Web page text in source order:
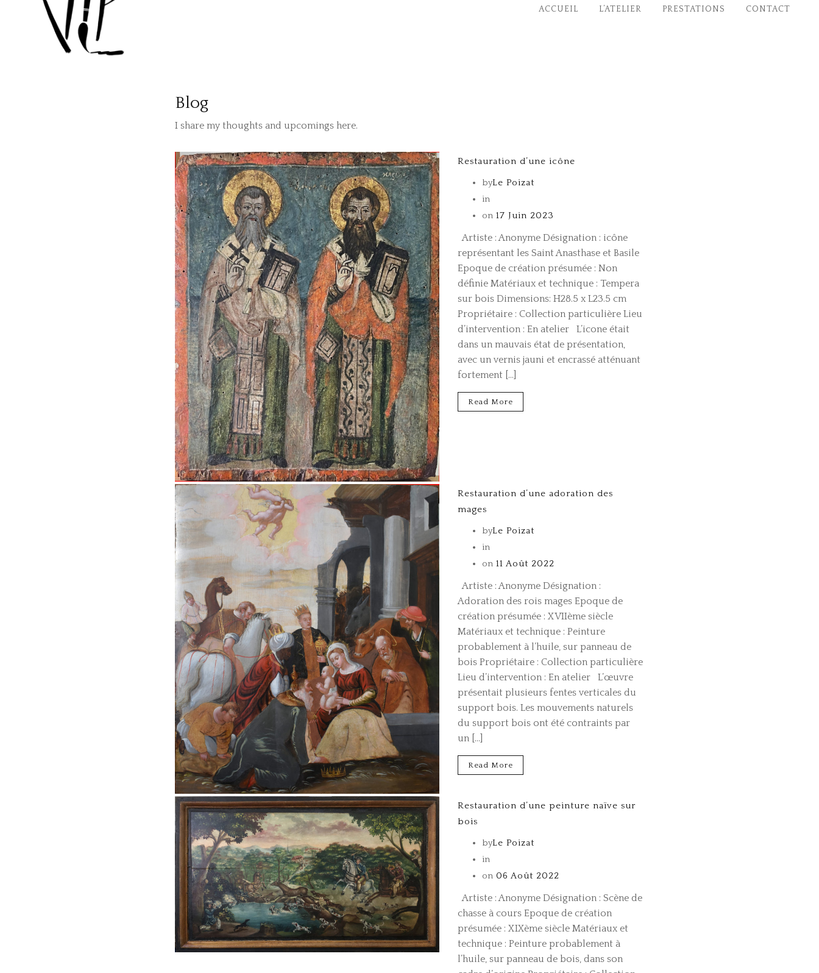
ACCUEIL L’ATELIER PRESTATIONS CONTACT
Blog
I share my thoughts and upcomings here.
Restauration d’une icône
byLe Poizat
in
on 17 Juin 2023
Artiste : Anonyme Désignation : icône
représentant les Saint Anasthase et Basile
Epoque de création présumée : Non
définie Matériaux et technique : Tempera
sur bois Dimensions: H28.5 x L23.5 cm
Propriétaire : Collection particulière Lieu
d’intervention : En atelier L’icone était
dans un mauvais état de présentation,
avec un vernis jauni et encrassé atténuant
fortement […]
Read More
Restauration d’une adoration des
mages
byLe Poizat
in
on 11 Août 2022
Artiste : Anonyme Désignation :
Adoration des rois mages Epoque de
création présumée : XVIIème siècle
Matériaux et technique : Peinture
probablement à l’huile, sur panneau de
bois Propriétaire : Collection particulière
Lieu d’intervention : En atelier L’œuvre
présentait plusieurs fentes verticales du
support bois. Les mouvements naturels
du support bois ont été contraints par
un […]
Read More
Restauration d’une peinture naïve sur
bois
byLe Poizat
in
on 06 Août 2022
Artiste : Anonyme Désignation : Scène de
chasse à cours Epoque de création
présumée : XIXème siècle Matériaux et
technique : Peinture probablement à
l’huile, sur panneau de bois, dans son